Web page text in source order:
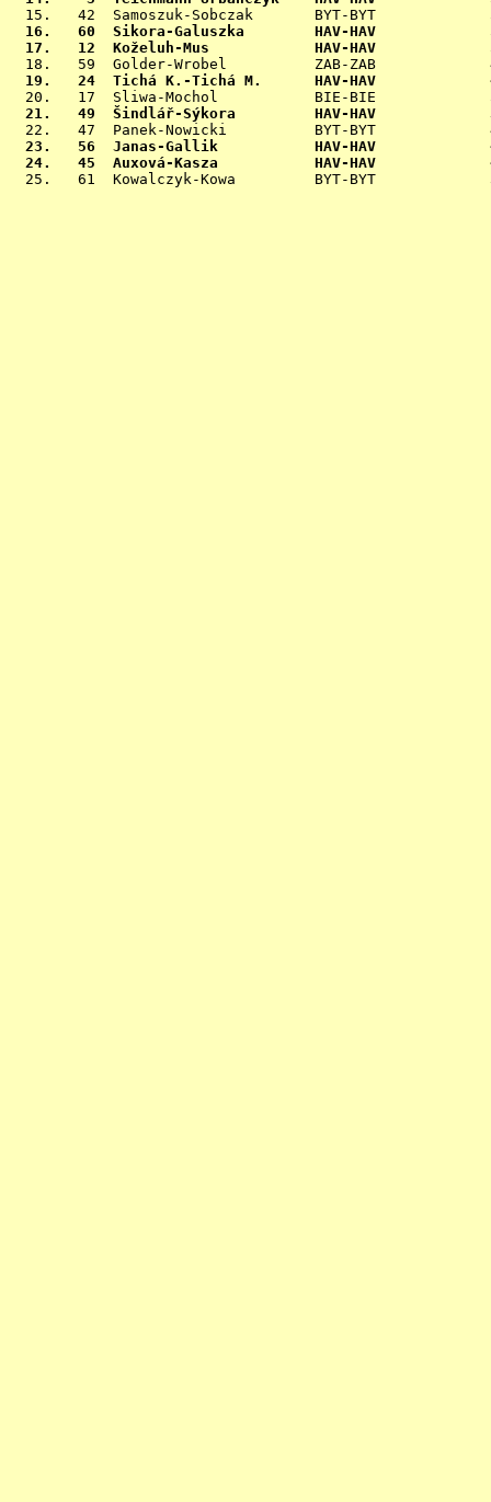
16.   60  Sikora-Galuszka        HAV-HAV
17.   12  Koželuh-Mus            HAV-HAV
19.   24  Tichá K.-Tichá M.      HAV-HAV
21.   49  Šindlář-Sýkora         HAV-HAV
23.   56  Janas-Gallik           HAV-HAV
24.   45  Auxová-Kasza           HAV-HAV